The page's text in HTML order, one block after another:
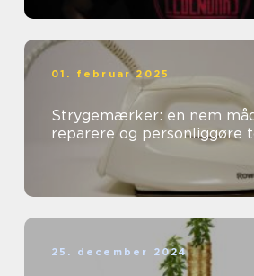
01. februar 2025
Strygemærker: en nem
reparere og personliggøre
25. december 2024